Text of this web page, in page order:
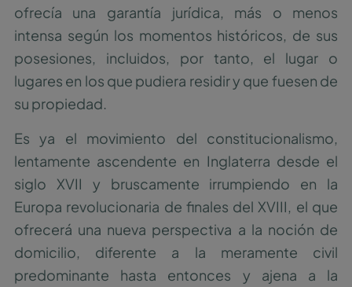
ofrecía una garantía jurídica, más o menos
intensa según los momentos históricos, de sus
posesiones, incluidos, por tanto, el lugar o
lugares en los que pudiera residir y que fuesen de
su propiedad.
Es ya el movimiento del constitucionalismo,
lentamente ascendente en Inglaterra desde el
siglo XVII y bruscamente irrumpiendo en la
Europa revolucionaria de finales del XVIII, el que
ofrecerá una nueva perspectiva a la noción de
domicilio, diferente a la meramente civil
predominante hasta entonces y ajena a la